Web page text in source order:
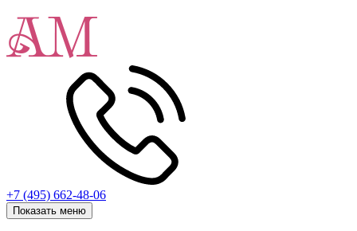
+7 (495) 662-48-06
Показать меню